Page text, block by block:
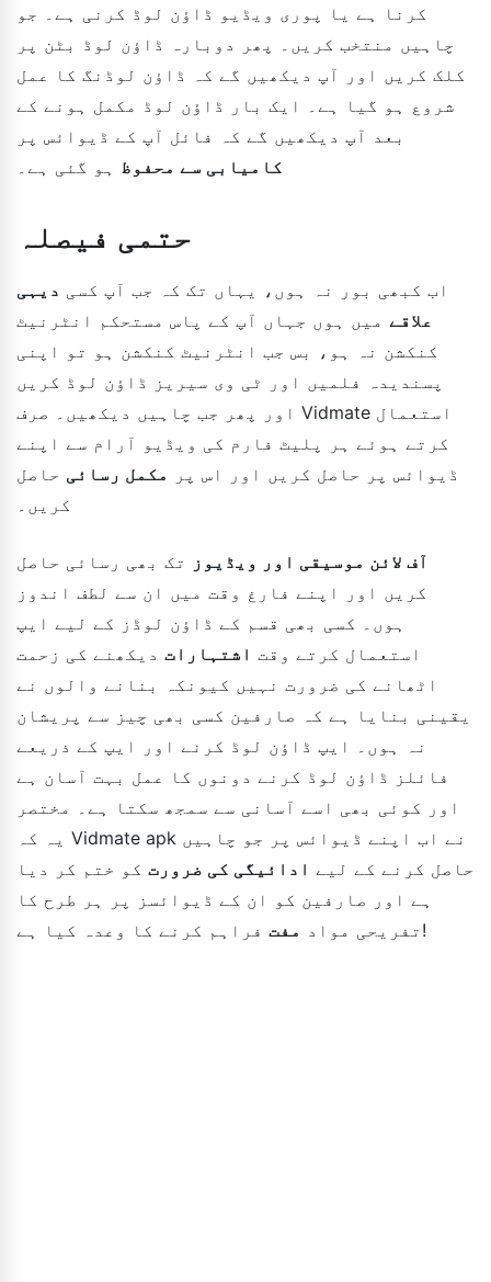
کرنا ہے یا پوری ویڈیو ڈاؤن لوڈ کرنی ہے۔ جو
چاہیں منتخب کریں۔ پھر دوبارہ ڈاؤن لوڈ بٹن پر
کلک کریں اور آپ دیکھیں گے کہ ڈاؤن لوڈنگ کا عمل
شروع ہو گیا ہے۔ ایک بار ڈاؤن لوڈ مکمل ہونے کے
بعد آپ دیکھیں گے کہ فائل آپ کے ڈیوائس پر
کامیابی سے محفوظ ہو گئی ہے۔
حتمی فیصلہ
اب کبھی بور نہ ہوں، یہاں تک کہ جب آپ کسی دیہی
علاقے میں ہوں جہاں آپ کے پاس مستحکم انٹرنیٹ
کنکشن نہ ہو، بس جب انٹرنیٹ کنکشن ہو تو اپنی
پسندیدہ فلمیں اور ٹی وی سیریز ڈاؤن لوڈ کریں
اور پھر جب چاہیں دیکھیں۔ صرف Vidmate استعمال
کرتے ہوئے ہر پلیٹ فارم کی ویڈیو آرام سے اپنے
ڈیوائس پر حاصل کریں اور اس پر
مکمل رسائی حاصل
کریں۔
آف لائن موسیقی اور ویڈیوز
تک بھی رسائی حاصل
کریں اور اپنے فارغ وقت میں ان سے لطف اندوز
ہوں۔ کسی بھی قسم کے ڈاؤن لوڈز کے لیے ایپ
استعمال کرتے وقت اشتہارات دیکھنے کی زحمت
اٹھانے کی ضرورت نہیں کیونکہ بنانے والوں نے
یقینی بنایا ہے کہ صارفین کسی بھی چیز سے پریشان
نہ ہوں۔ ایپ ڈاؤن لوڈ کرنے اور ایپ کے ذریعے
فائلز ڈاؤن لوڈ کرنے دونوں کا عمل بہت آسان ہے
اور کوئی بھی اسے آسانی سے سمجھ سکتا ہے۔ مختصر
یہ کہ Vidmate apk نے اب اپنے ڈیوائس پر جو چاہیں
حاصل کرنے کے لیے ادائیگی کی ضرورت کو ختم کر دیا
ہے اور صارفین کو ان کے ڈیوائسز پر ہر طرح کا
تفریحی مواد مفت فراہم کرنے کا وعدہ کیا ہے!